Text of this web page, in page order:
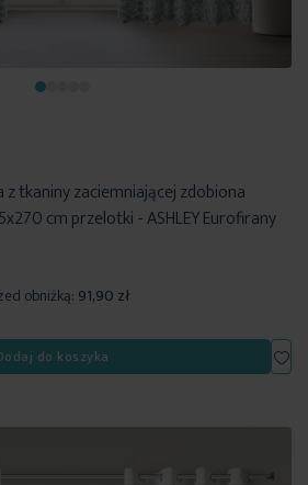
z tkaniny zaciemniającej zdobiona
cm przelotki - ASHLEY Eurofirany
obniżką: 91,90 zł
do koszyka